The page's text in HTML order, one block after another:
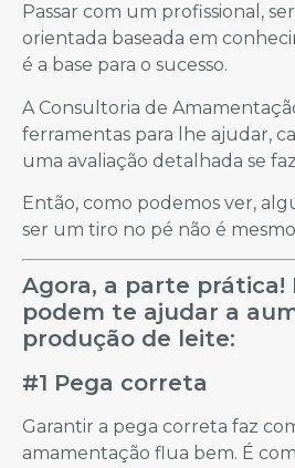
Passar com um profissional,
orientada baseada em
é a base para o sucesso.
A Consultoria de
ferramentas para lhe ajudar,
uma avaliação detalhada se
Então, como podemos ver,
ser um tiro no pé não é
Agora, a parte prática!
podem te ajudar a
produção de leite:
#1 Pega correta
Garantir a pega correta faz
amamentação flua bem. É